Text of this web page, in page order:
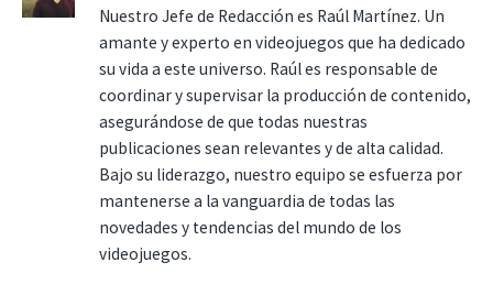
Nuestro Jefe de Redacción es Raúl Martínez. Un
amante y experto en videojuegos que ha dedicado
su vida a este universo. Raúl es responsable de
coordinar y supervisar la producción de contenido,
asegurándose de que todas nuestras
publicaciones sean relevantes y de alta calidad.
Bajo su liderazgo, nuestro equipo se esfuerza por
mantenerse a la vanguardia de todas las
novedades y tendencias del mundo de los
videojuegos.